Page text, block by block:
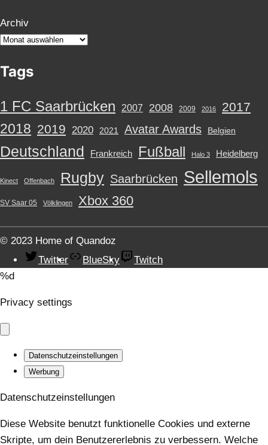
g
o
i
n
Archiv
Tags
1 FC Saarbrücken 2007 2008 2009 2016 2017
2018 2019 2020 2021 Avatar Awards Belgien
Deutschland Frankreich Fußball Halo 3 Heidelberg
Kinect Offenbach Rugby Saarbrücken Sellemols
SV Saar 05 Völklingen Xbox 360
© 2023 Home of Quandoz
Twitter
BlueSky
Twitch
%d
Privacy settings
Datenschutzeinstellungen
Werbung
Datenschutzeinstellungen
Diese Website benutzt funktionelle Cookies und externe
Skripte, um dein Benutzererlebnis zu verbessern. Welche